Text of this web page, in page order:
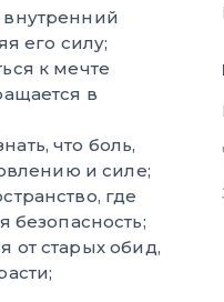
его силу;
к мечте
в
что боль,
и силе;
где
безопасность;
от старых обид,